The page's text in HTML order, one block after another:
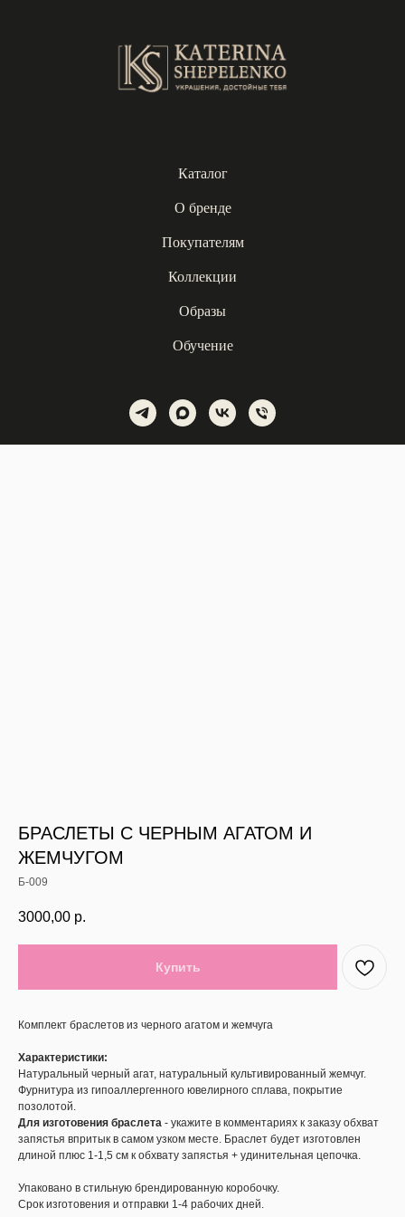
Каталог
О бренде
Покупателям
Коллекции
Образы
Обучение
БРАСЛЕТЫ С ЧЕРНЫМ АГАТОМ И
ЖЕМЧУГОМ
Б-009
3000,00 р.
Купить
Комплект браслетов из черного агатом и жемчуга
Характеристики:
Натуральный черный агат, натуральный культивированный жемчуг.
Фурнитура из гипоаллергенного ювелирного сплава, покрытие
позолотой.
Для изготовения браслета - укажите в комментариях к заказу обхват
запястья впритык в самом узком месте. Браслет будет изготовлен
длиной плюс 1-1,5 см к обхвату запястья + удинительная цепочка.
Упаковано в стильную брендированную коробочку.
Срок изготовения и отправки 1-4 рабочих дней.